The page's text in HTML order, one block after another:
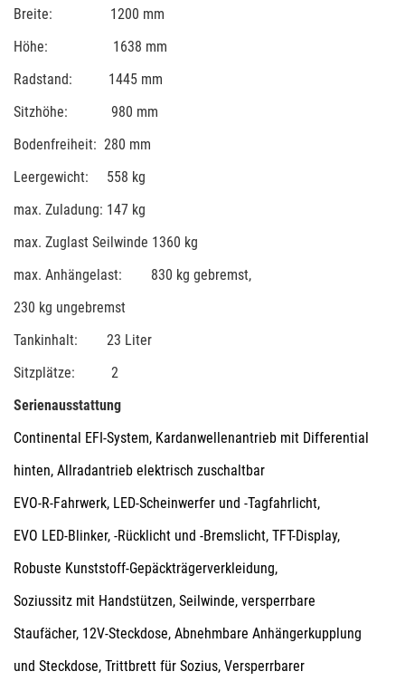
Breite: 1200 mm
Höhe: 1638 mm
Radstand: 1445 mm
Sitzhöhe: 980 mm
Bodenfreiheit: 280 mm
Leergewicht: 558 kg
max. Zuladung: 147 kg
max. Zuglast Seilwinde 1360 kg
max. Anhängelast: 830 kg gebremst,
230 kg ungebremst
Tankinhalt: 23 Liter
Sitzplätze: 2
Serienausstattung
Continental EFI-System, Kardanwellenantrieb mit Differential
hinten, Allradantrieb elektrisch zuschaltbar
EVO-R-Fahrwerk, LED-Scheinwerfer und -Tagfahrlicht,
EVO LED-Blinker, -Rücklicht und -Bremslicht, TFT-Display,
Robuste Kunststoff-Gepäckträgerverkleidung,
Soziussitz mit Handstützen, Seilwinde, versperrbare
Staufächer, 12V-Steckdose, Abnehmbare Anhängerkupplung
und Steckdose, Trittbrett für Sozius, Versperrbarer